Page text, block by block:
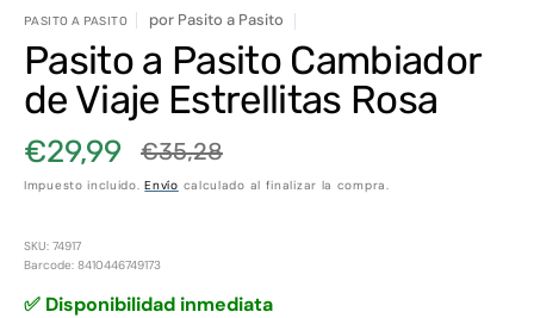
PASITO A PASITO por Pasito a Pasito
Pasito a Pasito Cambiador
de Viaje Estrellitas Rosa
Precio
de
€29,99
Precio
habitual
€35,28
Impuesto incluido.Envío calculado al finalizar la compra.
SKU: 74917
Barcode: 8410446749173
✅ Disponibilidad inmediata